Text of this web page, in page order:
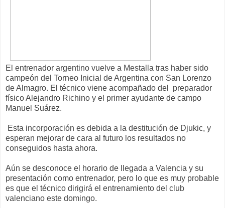
El entrenador argentino vuelve a Mestalla tras haber sido
campeón del Torneo Inicial de Argentina con San Lorenzo
de Almagro. El técnico viene acompañado del preparador
físico Alejandro Richino y el primer ayudante de campo
Manuel Suárez.
Esta incorporación es debida a la destitución de Djukic, y
esperan mejorar de cara al futuro los resultados no
conseguidos hasta ahora.
Aún se desconoce el horario de llegada a Valencia y su
presentación como entrenador, pero lo que es muy probable
es que el técnico dirigirá el entrenamiento del club
valenciano este domingo.